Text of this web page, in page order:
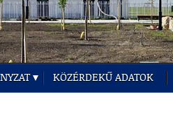
KÖZÉRDEKŰ ADATOK